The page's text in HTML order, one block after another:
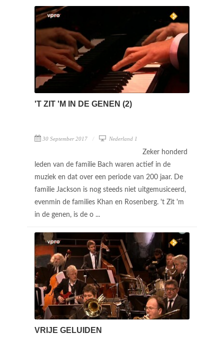
'T ZIT 'M IN DE GENEN (2)
30 September 2017 Nederland 1
Zeker honderd
leden van de familie Bach waren actief in de
muziek en dat over een periode van 200 jaar. De
familie Jackson is nog steeds niet uitgemusiceerd,
evenmin de families Khan en Rosenberg. 't Zit 'm
in de genen, is de o ...
VRIJE GELUIDEN